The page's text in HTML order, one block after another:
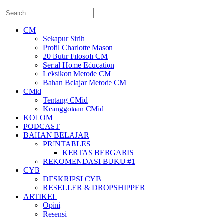
CM
Sekapur Sirih
Profil Charlotte Mason
20 Butir Filosofi CM
Serial Home Education
Leksikon Metode CM
Bahan Belajar Metode CM
CMid
Tentang CMid
Keanggotaan CMid
KOLOM
PODCAST
BAHAN BELAJAR
PRINTABLES
KERTAS BERGARIS
REKOMENDASI BUKU #1
CYB
DESKRIPSI CYB
RESELLER & DROPSHIPPER
ARTIKEL
Opini
Resensi